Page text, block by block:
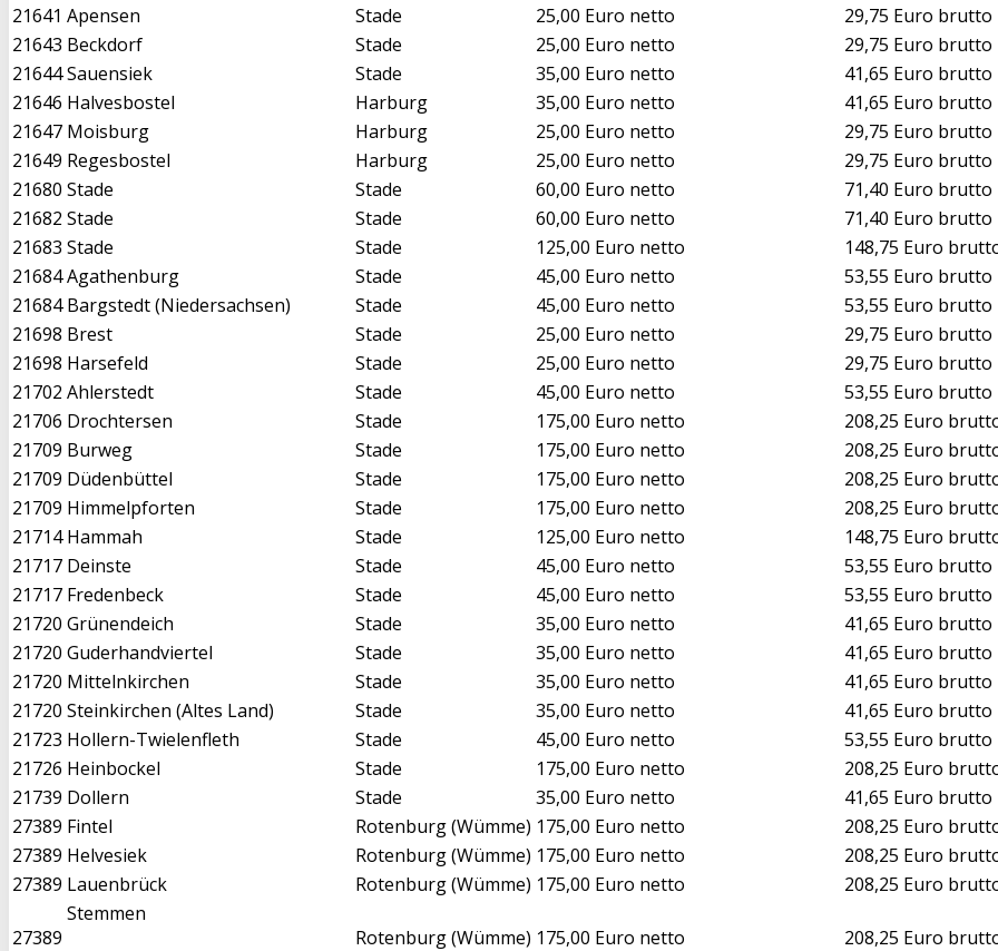
21641 Apensen Stade 25,00 Euro netto
29,75 Euro brutto
21643 Beckdorf Stade 25,00 Euro netto
29,75 Euro brutto
21644Sauensiek Stade 35,00 Euro netto
41,65 Euro brutto
21646 Halvesbostel Harburg 35,00 Euro netto
41,65 Euro brutto
21647 Moisburg Harburg 25,00 Euro netto
29,75 Euro brutto
21649 Regesbostel Harburg 25,00 Euro netto
29,75 Euro brutto
21680 Stade Stade 60,00 Euro netto
71,40 Euro brutto
21682 Stade Stade 60,00 Euro netto
71,40 Euro brutto
21683 Stade Stade 125,00 Euro netto
148,75 Euro
21684Agathenburg Stade 45,00 Euro netto
53,55 Euro brutto
21684 Bargstedt (Niedersachsen) Stade 45,00 Euro netto
53,55 Euro brutto
21698 Brest Stade 25,00 Euro netto
29,75 Euro brutto
21698 Harsefeld Stade 25,00 Euro netto
29,75 Euro brutto
21702 Ahlerstedt Stade 45,00 Euro netto
53,55 Euro brutto
21706 Drochtersen Stade 175,00 Euro netto
208,25 Euro
21709 Burweg Stade 175,00 Euro netto
208,25 Euro
21709 Düdenbüttel Stade 175,00 Euro netto
208,25 Euro
21709 Himmelpforten Stade 175,00 Euro netto
208,25 Euro
21714 Hammah Stade 125,00 Euro netto
148,75 Euro
21717 Deinste Stade 45,00 Euro netto
53,55 Euro brutto
21717 Fredenbeck Stade 45,00 Euro netto
53,55 Euro brutto
21720 Grünendeich Stade 35,00 Euro netto
41,65 Euro brutto
21720 Guderhandviertel Stade 35,00 Euro netto
41,65 Euro brutto
21720 Mittelnkirchen Stade 35,00 Euro netto
41,65 Euro brutto
21720 Steinkirchen (Altes Land) Stade 35,00 Euro netto
41,65 Euro brutto
21723 Hollern-Twielenfleth Stade 45,00 Euro netto
53,55 Euro brutto
21726 Heinbockel Stade 175,00 Euro netto
208,25 Euro
21739 Dollern Stade 35,00 Euro netto
41,65 Euro brutto
27389 Fintel Rotenburg (Wümme) 175,00 Euro netto
208,25 Euro
27389 Helvesiek Rotenburg (Wümme) 175,00 Euro netto
208,25 Euro
27389 Lauenbrück Rotenburg (Wümme) 175,00 Euro netto 208,25 Euro
27389
Stemmen
Rotenburg (Wümme) 175,00 Euro netto 208,25 Euro